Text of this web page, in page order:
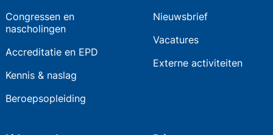
Congressen en
nascholingen
Accreditatie en EPD
Kennis & naslag
Beroepsopleiding
Nieuwsbrief
Vacatures
Externe activiteiten